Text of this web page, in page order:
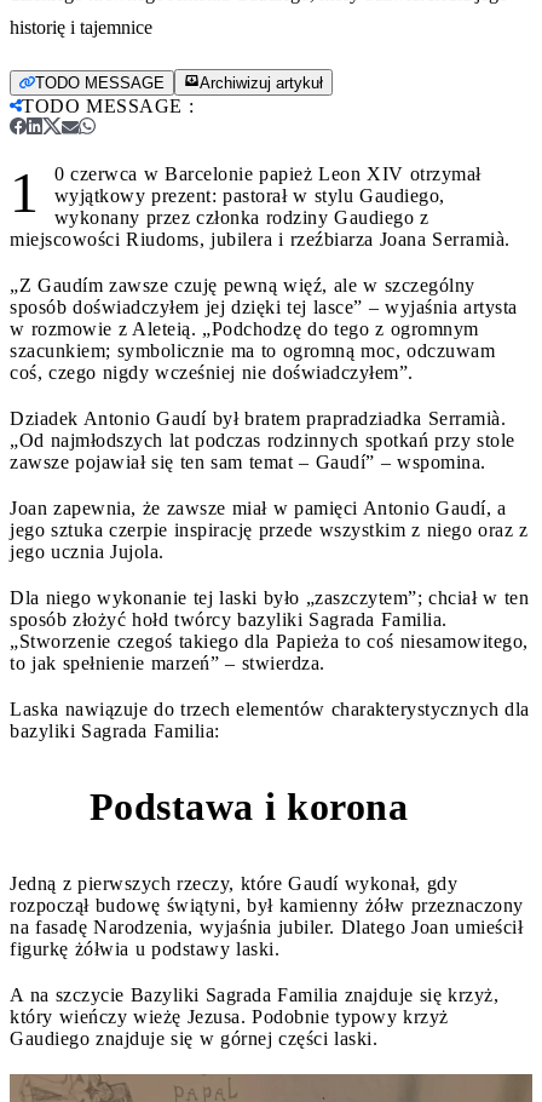
historię i tajemnice
TODO MESSAGE Archiwizuj artykuł
TODO MESSAGE :
1
0 czerwca w Barcelonie papież Leon XIV otrzymał
wyjątkowy prezent: pastorał w stylu Gaudiego,
wykonany przez członka rodziny Gaudiego z
miejscowości Riudoms, jubilera i rzeźbiarza Joana Serramià.
„Z Gaudím zawsze czuję pewną więź, ale w szczególny
sposób doświadczyłem jej dzięki tej lasce” – wyjaśnia artysta
w rozmowie z Aleteią. „Podchodzę do tego z ogromnym
szacunkiem; symbolicznie ma to ogromną moc, odczuwam
coś, czego nigdy wcześniej nie doświadczyłem”.
Dziadek Antonio Gaudí był bratem prapradziadka Serramià.
„Od najmłodszych lat podczas rodzinnych spotkań przy stole
zawsze pojawiał się ten sam temat – Gaudí” – wspomina.
Joan zapewnia, że zawsze miał w pamięci Antonio Gaudí, a
jego sztuka czerpie inspirację przede wszystkim z niego oraz z
jego ucznia Jujola.
Dla niego wykonanie tej laski było „zaszczytem”; chciał w ten
sposób złożyć hołd twórcy bazyliki Sagrada Familia.
„Stworzenie czegoś takiego dla Papieża to coś niesamowitego,
to jak spełnienie marzeń” – stwierdza.
Laska nawiązuje do trzech elementów charakterystycznych dla
bazyliki Sagrada Familia:
Podstawa i korona
Jedną z pierwszych rzeczy, które Gaudí wykonał, gdy
rozpoczął budowę świątyni, był kamienny żółw przeznaczony
na fasadę Narodzenia, wyjaśnia jubiler. Dlatego Joan umieścił
figurkę żółwia u podstawy laski.
A na szczycie Bazyliki Sagrada Familia znajduje się krzyż,
który wieńczy wieżę Jezusa. Podobnie typowy krzyż
Gaudiego znajduje się w górnej części laski.